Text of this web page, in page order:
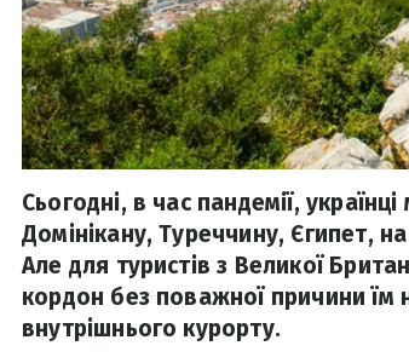
Сьогодні, в час пандемії,
Домінікану, Туреччину, Єгипет,
Але для туристів з Великої
кордон без поважної причини їм
внутрішнього курорту.